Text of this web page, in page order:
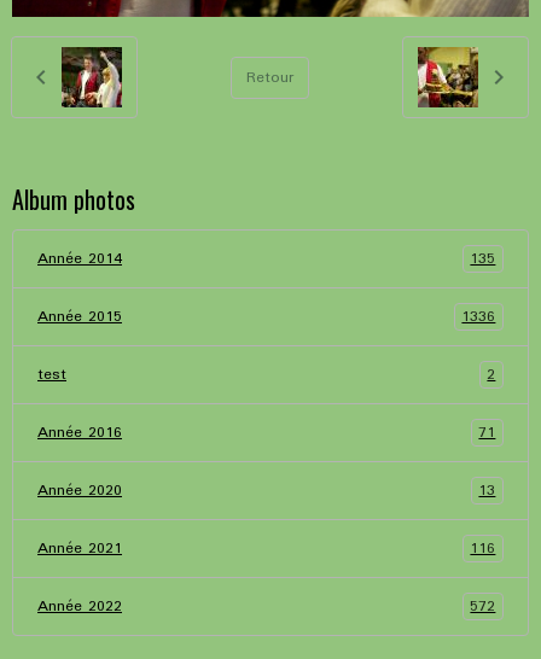
Retour
Album photos
Année 2014 135
Année 2015 1336
test 2
Année 2016 71
Année 2020 13
Année 2021 116
Année 2022 572